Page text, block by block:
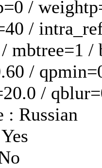
/
/
mbtree=1
/
/
: Russian